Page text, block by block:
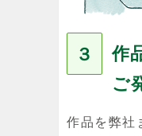
３
作
ご
作品を弊社